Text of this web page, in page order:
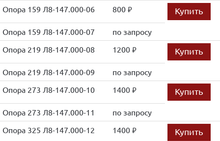
Опора 159 Л8-147.000-06
800 руб. Купить
Опора 159 Л8-147.000-07
по запросу
Опора 219 Л8-147.000-08
1200 руб. Купить
Опора 219 Л8-147.000-09
по запросу
Опора 273 Л8-147.000-10
1400 руб. Купить
Опора 273 Л8-147.000-11
по запросу
Опора 325 Л8-147.000-12
1400 руб. Купить